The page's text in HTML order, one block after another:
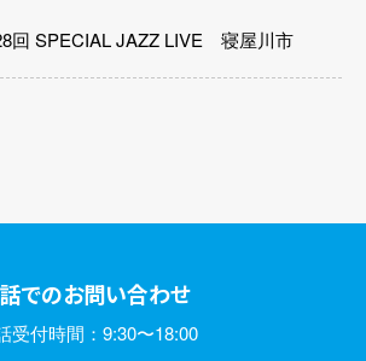
回 SPECIAL JAZZ LIVE 寝屋川市
でのお問い合わせ
受付時間：9:30〜18:00